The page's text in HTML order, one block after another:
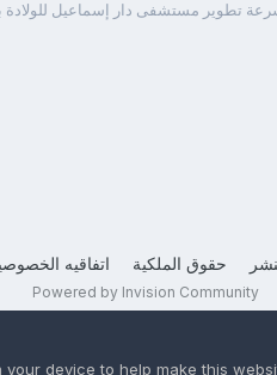
تطوير مستشفى دار إسماعيل للولادة
حقوق الملكية اتفاقيه
Powered by Invision Community
your device to help make this